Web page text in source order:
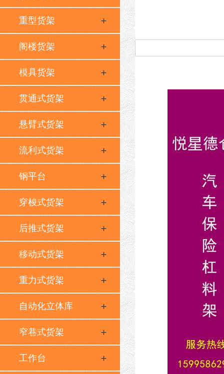
重型货架
阁楼货架
模具货架
贯通式货架
悬臂式货架
流利式货架
钢平台
穿梭式货架
后推式货架
移动式货架
重力式货架
自动化立体库
窄巷式货架
工作台